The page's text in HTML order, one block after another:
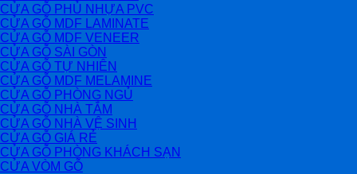
CỬA GỖ PHỦ NHỰA PVC
CỬA GỖ MDF LAMINATE
CỬA GỖ MDF VENEER
CỬA GỖ SÀI GÒN
CỬA GỖ TỰ NHIÊN
CỬA GỖ MDF MELAMINE
CỬA GỖ PHÒNG NGỦ
CỬA GỖ NHÀ TẮM
CỬA GỖ NHÀ VỆ SINH
CỬA GỖ GIÁ RẺ
CỬA GỖ PHÒNG KHÁCH SẠN
CỬA VÒM GỖ